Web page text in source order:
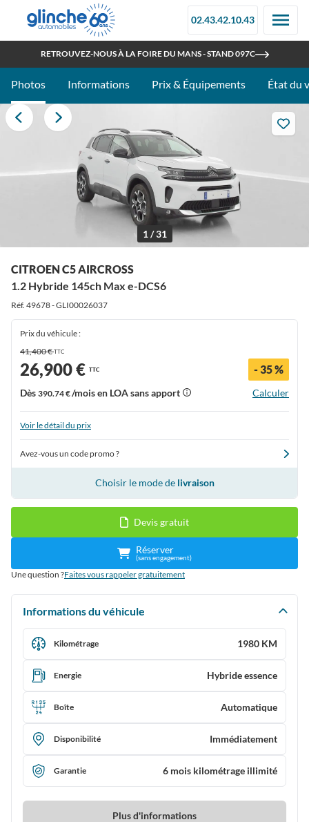
02.43.42.10.43
RETROUVEZ-NOUS À LA FOIRE DU MANS - STAND 097C
OUVERT TOUT L'ÉTÉ
Photos Informations Prix & Équipements État du
1 / 31
CITROEN C5 AIRCROSS
1.2 Hybride 145ch Max e-DCS6
Réf. 49678 - GLI00026037
Prix du véhicule :
41,400 €TTC
26,900 € TTC - 35 %
Dès 390.74 €/mois en LOA sans apport Calculer
Voir le détail du prix
Avez-vous un code promo ?
Choisir le mode de livraison
Devis gratuit
Réserver
(sans engagement)
Une question ?Faites vous rappeler gratuitement
Informations du véhicule
Kilométrage 1980 KM
Energie Hybride essence
Boîte Automatique
Disponibilité Immédiatement
Garantie 6 mois kilométrage illimité
Plus d'informations